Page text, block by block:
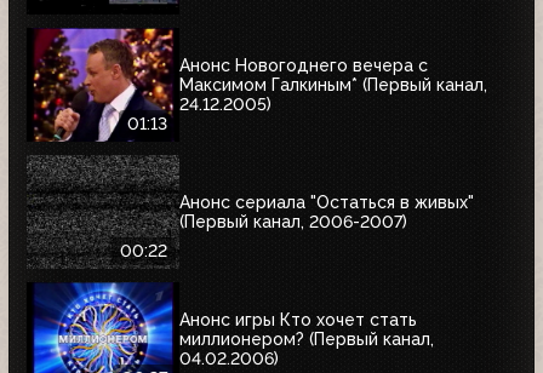
01:13
Анонс Новогоднего вечера с
Максимом Галкиным* (Первый канал,
24.12.2005)
00:22
Анонс сериала "Остаться в живых"
(Первый канал, 2006-2007)
Анонс игры Кто хочет стать
миллионером? (Первый канал,
04.02.2006)